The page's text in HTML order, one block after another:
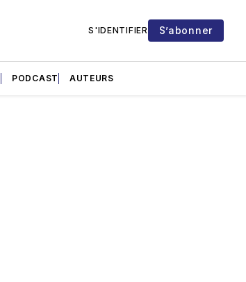
S'IDENTIFIER S’abonner
PODCAST AUTEURS